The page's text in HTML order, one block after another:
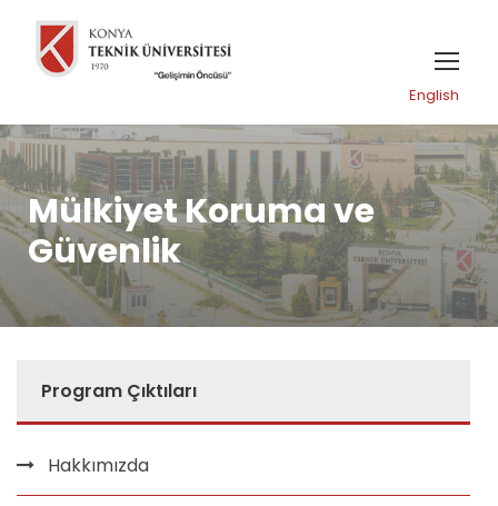
English
Mülkiyet Koruma ve
Güvenlik
Program Çıktıları
Hakkımızda